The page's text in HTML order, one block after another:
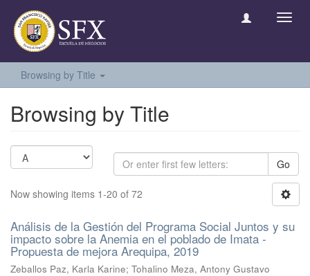
Browsing by Title
Browsing by Title
Go
Now showing items 1-20 of 72
Análisis de la Gestión del Programa Social Juntos y su
impacto sobre la Anemia en el poblado de Imata -
Propuesta de mejora Arequipa, 2019
Zeballos Paz, Karla Karine; Tohalino Meza, Antony Gustavo